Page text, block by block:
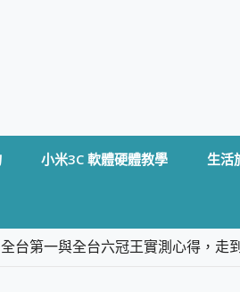
小米3C 軟體硬體教學 生活
台第一與全台六冠王實測心得，走